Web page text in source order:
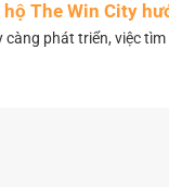
The Win City
phát triển, việc